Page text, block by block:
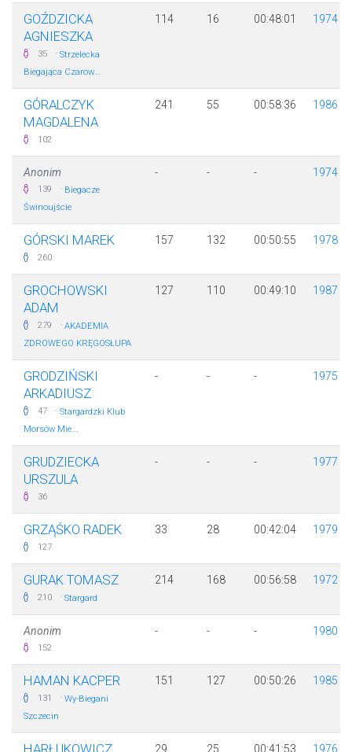
GOŹDZICKA
AGNIESZKA
35 · Strzelecka
Biegająca Czarow...
114 16 00:48:01 1974
GÓRALCZYK
MAGDALENA
102
241 55 00:58:36 1986
Anonim
139 · Biegacze
Świnoujście
- - - 1974
GÓRSKI MAREK
260
157 132 00:50:55 1978
GROCHOWSKI
ADAM
279 · AKADEMIA
ZDROWEGO KRĘGOSŁUPA
127 110 00:49:10 1987
GRODZIŃSKI
ARKADIUSZ
47 · Stargardzki Klub
Morsów Mie...
- - - 1975
GRUDZIECKA
URSZULA
36
- - - 1977
GRZĄŚKO RADEK
127
33 28 00:42:04 1979
GURAK TOMASZ
210 · Stargard
214 168 00:56:58 1972
Anonim
152
- - - 1980
HAMAN KACPER
131 · Wy-Biegani
Szczecin
151 127 00:50:26 1985
29 25 00:41:53 1976